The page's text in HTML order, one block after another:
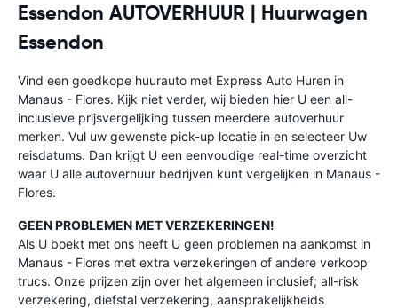
Essendon AUTOVERHUUR | Huurwagen
Essendon
Vind een goedkope huurauto met Express Auto Huren in
Manaus - Flores. Kijk niet verder, wij bieden hier U een all-
inclusieve prijsvergelijking tussen meerdere autoverhuur
merken. Vul uw gewenste pick-up locatie in en selecteer Uw
reisdatums. Dan krijgt U een eenvoudige real-time overzicht
waar U alle autoverhuur bedrijven kunt vergelijken in Manaus -
Flores.
GEEN PROBLEMEN MET VERZEKERINGEN!
Als U boekt met ons heeft U geen problemen na aankomst in
Manaus - Flores met extra verzekeringen of andere verkoop
trucs. Onze prijzen zijn over het algemeen inclusief; all-risk
verzekering, diefstal verzekering, aansprakelijkheids